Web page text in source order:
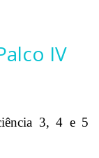
IV
3, 4 e 5